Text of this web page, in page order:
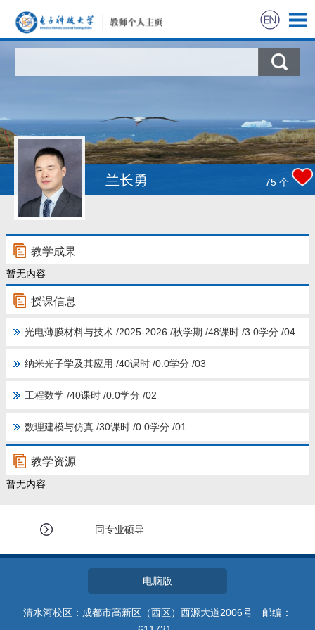
兰长勇 75 个
教学成果
暂无内容
授课信息
光电薄膜材料与技术 /2025-2026 /秋学期 /48课时 /3.0学分 /04
纳米光子学及其应用 /40课时 /0.0学分 /03
工程数学 /40课时 /0.0学分 /02
数理建模与仿真 /30课时 /0.0学分 /01
教学资源
暂无内容
同专业硕导
电脑版
清水河校区：成都市高新区（西区）西源大道2006号 邮编：